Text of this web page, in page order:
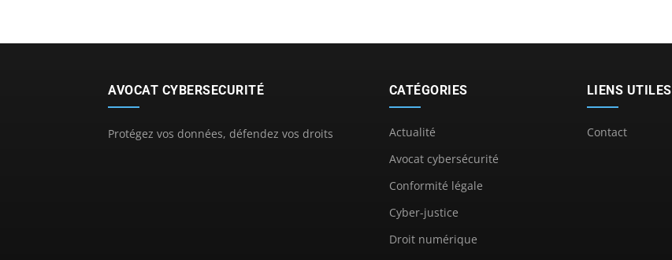
AVOCAT CYBERSECURITÉ
Protégez vos données, défendez vos droits
CATÉGORIES
Actualité
Avocat cybersécurité
Conformité légale
Cyber-justice
Droit numérique
LIENS UTILES
Contact